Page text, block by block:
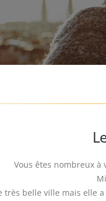
Vous êtes nombreux à
très belle ville mais elle